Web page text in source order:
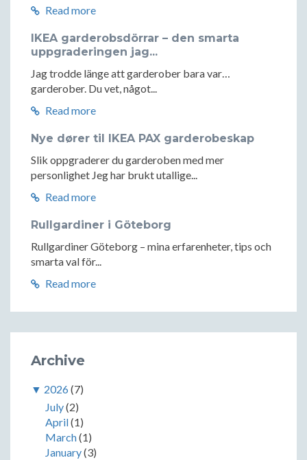
Read more
IKEA garderobsdörrar – den smarta
uppgraderingen jag...
Jag trodde länge att garderober bara var…
garderober. Du vet, något...
Read more
Nye dører til IKEA PAX garderobeskap
Slik oppgraderer du garderoben med mer
personlighet Jeg har brukt utallige...
Read more
Rullgardiner i Göteborg
Rullgardiner Göteborg – mina erfarenheter, tips och
smarta val för...
Read more
Archive
▼ 2026(7)
July(2)
April(1)
March(1)
January(3)